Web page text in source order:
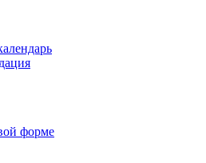
форме